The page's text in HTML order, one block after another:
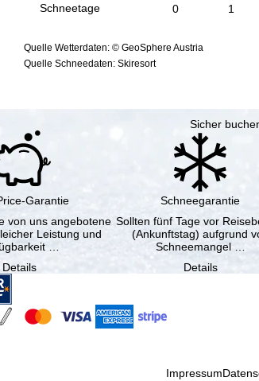
Schneetage 0 1
Quelle Wetterdaten: © GeoSphere Austria
Quelle Schneedaten: Skiresort
Sicher
Garantie
von uns angebotene
Leistung und
…
Details
Schneegarantie
Sollten fünf Tage vor
(Ankunftstag) aufgrund
Schneemangel …
Details
Impressum